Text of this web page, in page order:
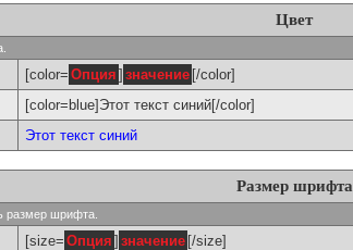
Цвет
[color= Опция ] значение [/color]
[color=blue]Этот текст синий[/color]
Этот текст синий
Размер шрифта
размер шрифта.
[size= Опция ] значение [/size]